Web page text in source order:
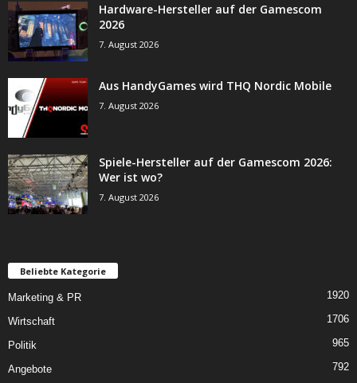
Hardware-Hersteller auf der Gamescom
2026
7. August 2026
Aus HandyGames wird THQ Nordic Mobile
7. August 2026
Spiele-Hersteller auf der Gamescom 2026:
Wer ist wo?
7. August 2026
Beliebte Kategorie
Marketing & PR 1920
Wirtschaft 1706
Politik 965
Angebote 792